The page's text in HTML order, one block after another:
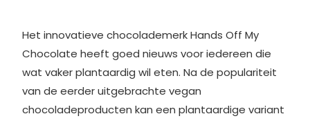
Het innovatieve chocolademerk Hands Off My
Chocolate heeft goed nieuws voor iedereen die
wat vaker plantaardig wil eten. Na de populariteit
van de eerder uitgebrachte vegan
chocoladeproducten kan een plantaardige variant